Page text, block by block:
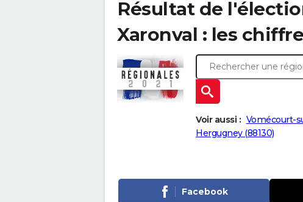
Résultat de
Xaronval : les
Voir aussi : Vomécourt-
Hergugney (88130)
Facebook